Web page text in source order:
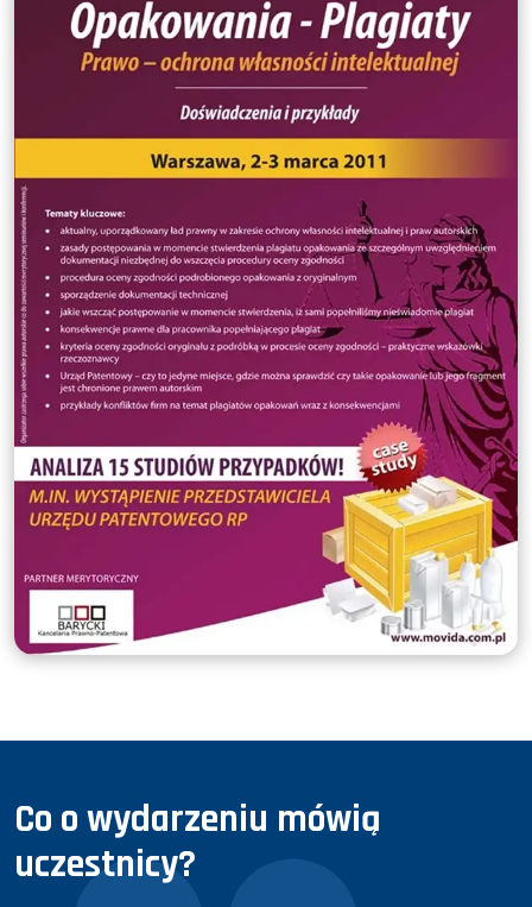
Co o wydarzeniu mówią
uczestnicy?